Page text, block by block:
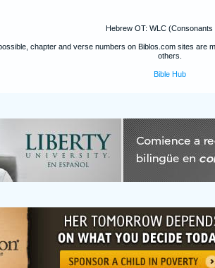
Hebrew OT: WLC (Consonants
chapter and verse numbers on Biblos.com sites are
others.
Bible Hub